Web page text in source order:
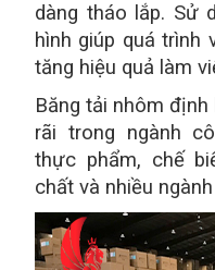
dàng tháo lắp. Sử
hình giúp quá trình
tăng hiệu quả làm
Băng tải nhôm
rãi trong ngành
thực phẩm, chế
chất và nhiều